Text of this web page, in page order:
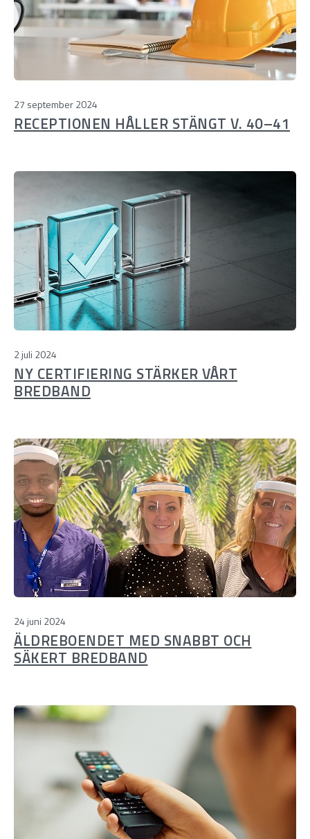
27 september 2024
RECEPTIONEN HÅLLER STÄNGT V. 40–41
2 juli 2024
NY CERTIFIERING STÄRKER VÅRT
BREDBAND
24 juni 2024
ÄLDREBOENDET MED SNABBT OCH
SÄKERT BREDBAND